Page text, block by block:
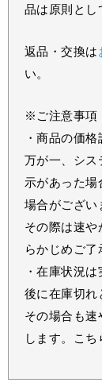
品は原則とし
返品・交換は
い。
※ご注意事項
・商品の価
万が一、シス
示があった場
場合がござい
その際は速や
らかじめご了
・在庫状況
後に在庫切れ
その場合も速
します。こち